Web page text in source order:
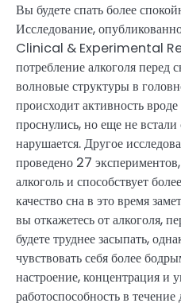
Вы будете спать более
Исследование,
Clinical & Experimental
потребление алкоголя перед
волновые структуры в
происходит активность
проснулись, но еще не
нарушается. Другое
проведено 27
алкоголь и способствует
качество сна в это время
вы откажетесь от алкоголя,
будете труднее засыпать,
чувствовать себя более
настроение, концентрация и
работоспособность в